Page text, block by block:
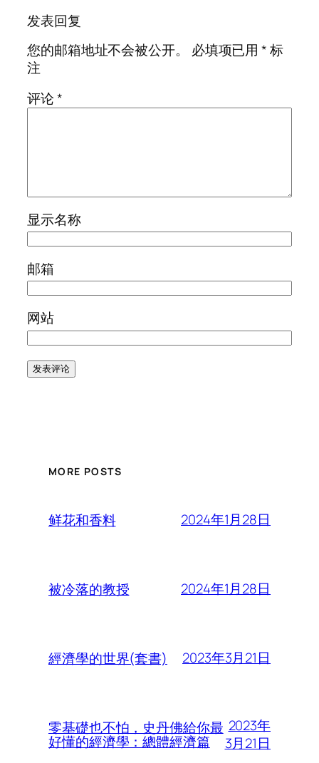
发表回复
您的邮箱地址不会被公开。
必填项已用*标
注
评论*
显示名称
邮箱
网站
MORE POSTS
鲜花和香料 2024年1月28日
被冷落的教授 2024年1月28日
經濟學的世界(套書) 2023年3月21日
零基礎也不怕，史丹佛給你最
好懂的經濟學：總體經濟篇
2023年
3月21日